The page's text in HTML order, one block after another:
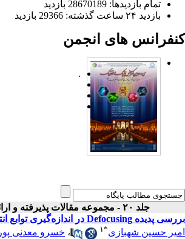
تمام بازدید‌ها: 28670189 بازدید
بازدید ۲۴ ساعت گذشته: 29366 بازدید
کنفرانس های انجمن
.
جلد ۲۰ - مجموعه مقالات پذیرفته و ارائه شده در بیستمین کنفرانس اپتیک و فوتونیک ایران
بررسی پدیده Defocusing در اندازه‌گیری توابع انتقال مدولاسیون (MTF) دوربین CCD مبتنی بر اندازه‌گیری تابع پخشیدگی نقطه‌ای (PSF)
امیر حسین شهبازی*۱ ، خسرو معدنی پور